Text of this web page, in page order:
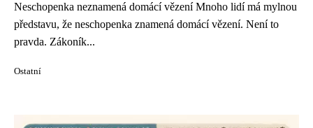
Neschopenka neznamená domácí vězení Mnoho lidí má mylnou
představu, že neschopenka znamená domácí vězení. Není to
pravda. Zákoník...
Ostatní